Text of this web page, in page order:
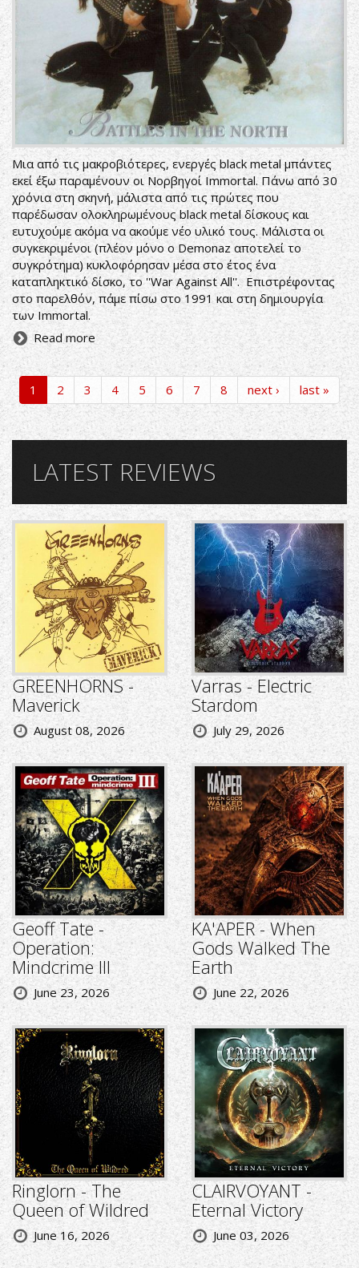
Μια από τις μακροβιότερες, ενεργές black metal μπάντες
εκεί έξω παραμένουν οι Νορβηγοί Immortal. Πάνω από 30
χρόνια στη σκηνή, μάλιστα από τις πρώτες που
παρέδωσαν ολοκληρωμένους black metal δίσκους και
ευτυχούμε ακόμα να ακούμε νέο υλικό τους. Μάλιστα οι
συγκεκριμένοι (πλέον μόνο ο Demonaz αποτελεί το
συγκρότημα) κυκλοφόρησαν μέσα στο έτος ένα
καταπληκτικό δίσκο, το ''War Against All''. Επιστρέφοντας
στο παρελθόν, πάμε πίσω στο 1991 και στη δημιουργία
των Immortal.
Read more
1 2 3 4 5 6 7 8 next › last »
LATEST REVIEWS
GREENHORNS -
Maverick
August 08, 2026
Varras - Electric
Stardom
July 29, 2026
Geoff Tate -
Operation:
Mindcrime III
June 23, 2026
KA'APER - When
Gods Walked The
Earth
June 22, 2026
Ringlorn - The
Queen of Wildred
June 16, 2026
CLAIRVOYANT -
Eternal Victory
June 03, 2026